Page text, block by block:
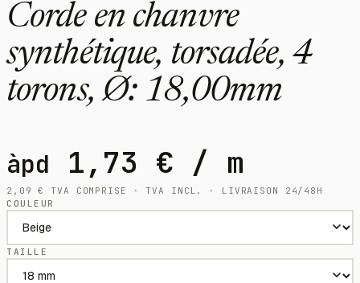
Corde en chanvre
synthétique, torsadée, 4
torons, Ø: 18,00mm
àpd 1,73 € / m
2,09€
TVA COMPRISE · TVA INCL. · LIVRAISON 24/48H
COULEUR
TAILLE